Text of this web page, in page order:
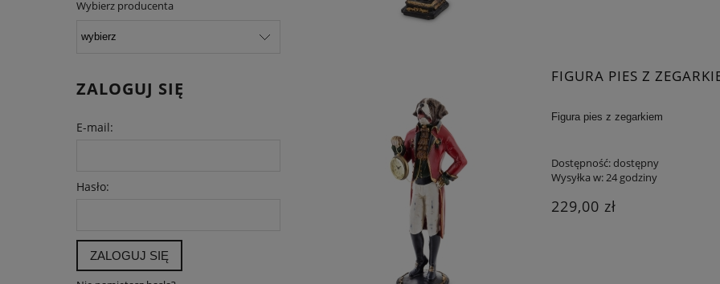
Wybierz producenta
ZALOGUJ SIĘ
E-mail:
Hasło:
ZALOGUJ SIĘ
FIGURA PIES Z
Figura pies z zegarkiem
Dostępność:dostępny
Wysyłka w: 24 godziny
229,00 zł